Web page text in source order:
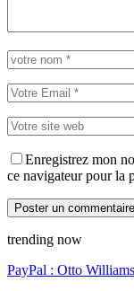
Enregistrez mon
ce navigateur pour la
trending now
PayPal : Otto